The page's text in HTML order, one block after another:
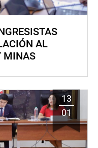
AL
MINAS
13
01